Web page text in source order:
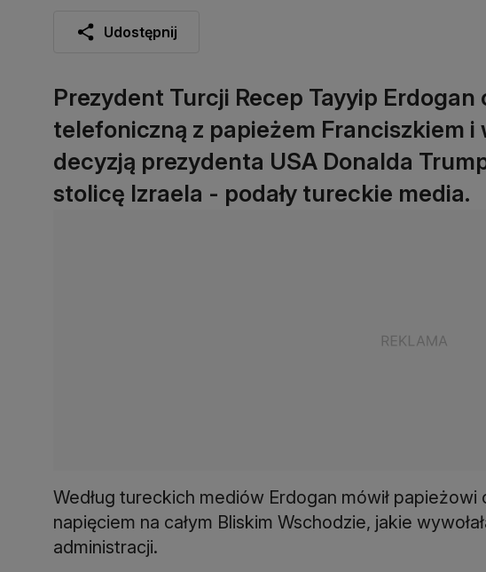
Udostępnij
Prezydent Turcji Recep Tayyip Erdogan
telefoniczną z papieżem Franciszkiem i
decyzją prezydenta USA Donalda
stolicę Izraela - podały tureckie media.
Według tureckich mediów Erdogan mówił
napięciem na całym Bliskim Wschodzie, jakie
administracji.